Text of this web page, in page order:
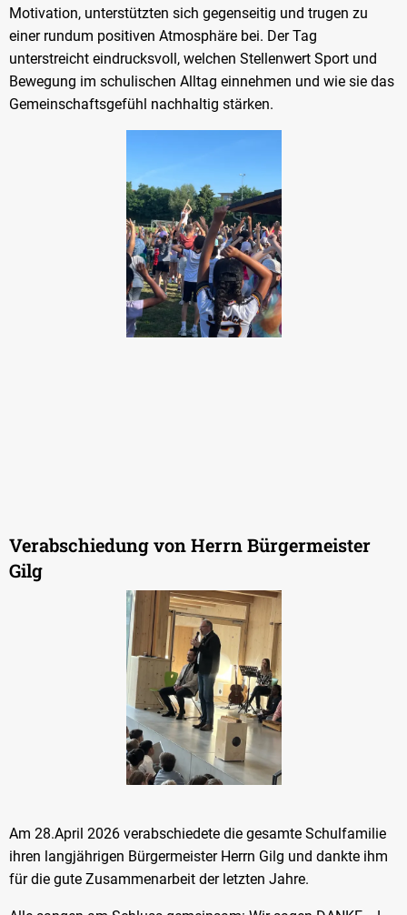
Motivation, unterstützten sich gegenseitig und trugen zu
einer rundum positiven Atmosphäre bei. Der Tag
unterstreicht eindrucksvoll, welchen Stellenwert Sport und
Bewegung im schulischen Alltag einnehmen und wie sie das
Gemeinschaftsgefühl nachhaltig stärken.
Verabschiedung von Herrn Bürgermeister
Gilg
Am 28.April 2026 verabschiedete die gesamte Schulfamilie
ihren langjährigen Bürgermeister Herrn Gilg und dankte ihm
für die gute Zusammenarbeit der letzten Jahre.